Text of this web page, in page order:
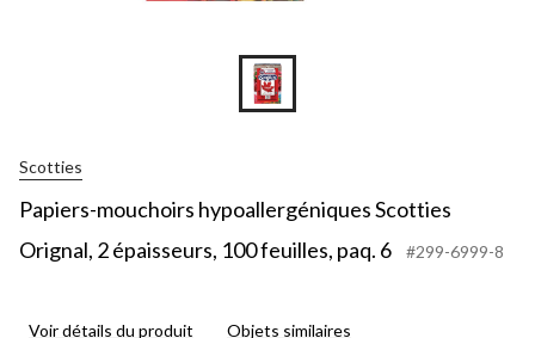
Scotties
Papiers-mouchoirs hypoallergéniques Scotties
Orignal, 2 épaisseurs, 100 feuilles, paq. 6
#299-6999-8
Voir détails du produit Objets similaires